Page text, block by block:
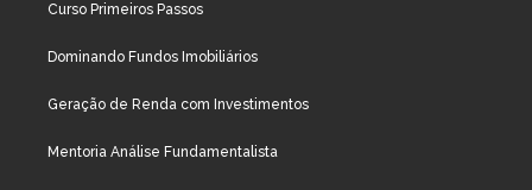
Curso Primeiros Passos
Dominando Fundos Imobiliários
Geração de Renda com Investimentos
Mentoria Análise Fundamentalista